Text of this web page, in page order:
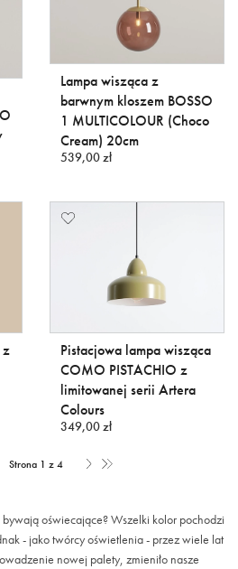
Lampa wisząca z
barwnym kloszem BOSSO
1 MULTICOLOUR (Choco
Cream) 20cm
539,00 zł
z
Pistacjowa lampa wisząca
COMO PISTACHIO z
limitowanej serii Artera
Colours
349,00 zł
Strona 1 z 4
oświecające? Wszelki kolor pochodzi
- jako twórcy oświetlenia - przez wiele lat
nowej palety, zmieniło nasze